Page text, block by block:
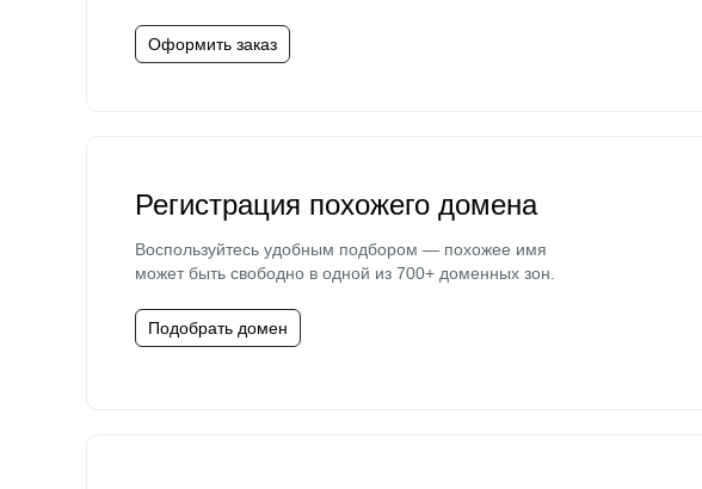
Оформить заказ
Регистрация похожего домена
Воспользуйтесь удобным подбором — похожее имя
может быть свободно в одной из 700+ доменных зон.
Подобрать домен